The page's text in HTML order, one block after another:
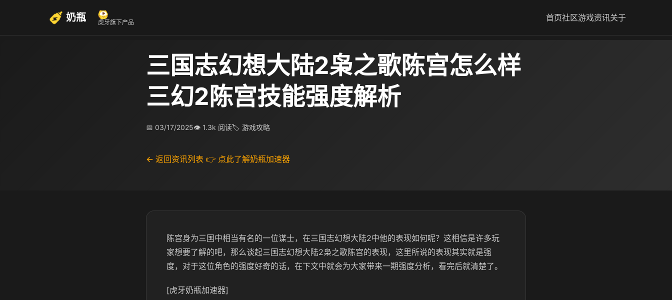
奶瓶 虎牙旗下产品 首页社区游戏资讯关于
三国志幻想大陆2枭之歌陈宫怎么样
三幻2陈宫技能强度解析
📅 03/17/2025👁 1.3k 阅读🏷 游戏攻略
← 返回资讯列表 👉 点此了解奶瓶加速器
陈宫身为三国中相当有名的一位谋士，在三国志幻想大陆2中他的表现如何呢？这相信是许多玩
家想要了解的吧，那么谈起三国志幻想大陆2枭之歌陈宫的表现，这里所说的表现其实就是强
度，对于这位角色的强度好奇的话，在下文中就会为大家带来一期强度分析，看完后就清楚了。
[虎牙奶瓶加速器]